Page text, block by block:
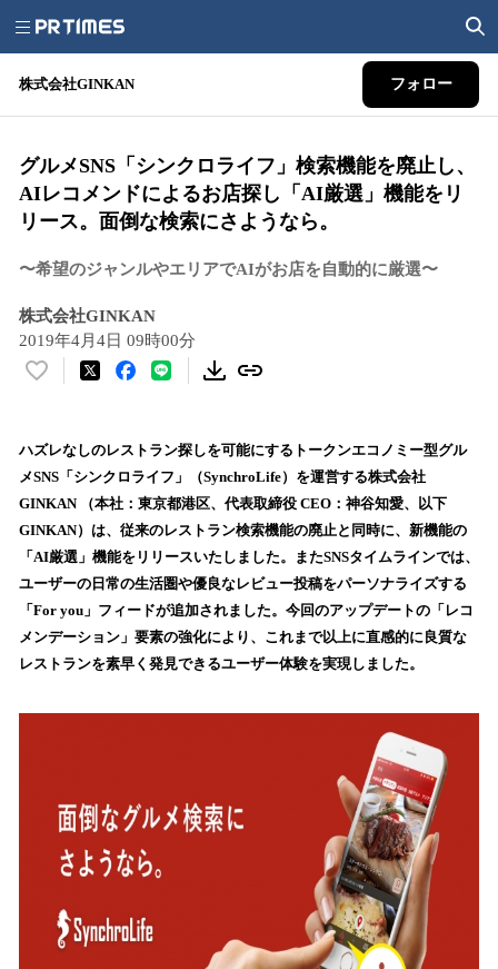
株式会社GINKAN フォロー
グルメSNS「シンクロライフ」検索機能を廃止し、
AIレコメンドによるお店探し「AI厳選」機能をリ
リース。面倒な検索にさようなら。
〜希望のジャンルやエリアでAIがお店を自動的に厳選〜
株式会社GINKAN
2019年4月4日 09時00分
い
！
数
を
読
込
み
中
で
す
ハズレなしのレストラン探しを可能にするトークンエコノミー型グル
メSNS「シンクロライフ」（SynchroLife）を運営する株式会社
GINKAN （本社：東京都港区、代表取締役 CEO：神谷知愛、以下
GINKAN）は、従来のレストラン検索機能の廃止と同時に、新機能の
「AI厳選」機能をリリースいたしました。またSNSタイムラインでは、
ユーザーの日常の生活圏や優良なレビュー投稿をパーソナライズする
「For you」フィードが追加されました。今回のアップデートの「レコ
メンデーション」要素の強化により、これまで以上に直感的に良質な
レストランを素早く発見できるユーザー体験を実現しました。